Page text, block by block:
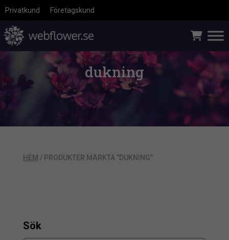
Privatkund Företagskund
dukning
HEM / PRODUKTER MÄRKTA ”DUKNING”
Sök